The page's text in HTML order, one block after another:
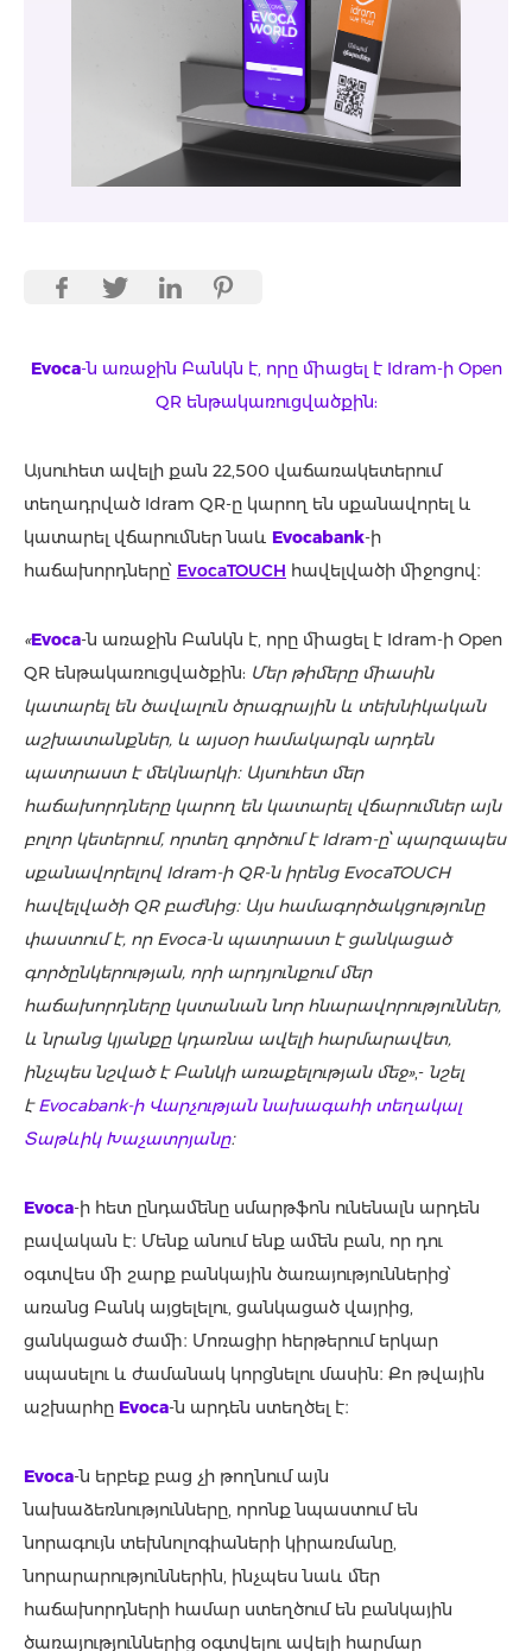
Evoca-ն առաջին Բանկն է, որը միացել է Idram-ի Open
QR ենթակառուցվածքին:
Այսուհետ ավելի քան 22,500 վաճառակետերում
տեղադրված Idram QR-ը կարող են սքանավորել և
կատարել վճարումներ նաև Evocabank-ի
հաճախորդները՝ EvocaTOUCH հավելվածի միջոցով։
«Evoca-ն առաջին Բանկն է, որը միացել է Idram-ի Open
QR ենթակառուցվածքին: Մեր թիմերը միասին
կատարել են ծավալուն ծրագրային և տեխնիկական
աշխատանքներ, և այսօր համակարգն արդեն
պատրաստ է մեկնարկի։ Այսուհետ մեր
հաճախորդները կարող են կատարել վճարումներ այն
բոլոր կետերում, որտեղ գործում է Idram-ը՝ պարզապես
սքանավորելով Idram-ի QR-ն իրենց EvocaTOUCH
հավելվածի QR բաժնից։ Այս համագործակցությունը
փաստում է, որ Evoca-ն պատրաստ է ցանկացած
գործընկերության, որի արդյունքում մեր
հաճախորդները կստանան նոր հնարավորություններ,
և նրանց կյանքը կդառնա ավելի հարմարավետ,
ինչպես նշված է Բանկի առաքելության մեջ»,- նշել
էEvocabank-ի Վարչության նախագահի տեղակալ
Տաթևիկ Խաչատրյանը։
Evoca-ի հետ ընդամենը սմարթֆոն ունենալն արդեն
բավական է։ Մենք անում ենք ամեն բան, որ դու
օգտվես մի շարք բանկային ծառայություններից՝
առանց Բանկ այցելելու, ցանկացած վայրից,
ցանկացած ժամի։ Մոռացիր հերթերում երկար
սպասելու և ժամանակ կորցնելու մասին։ Քո թվային
աշխարհը Evoca-ն արդեն ստեղծել է։
Evoca-ն երբեք բաց չի թողնում այն
նախաձեռնությունները, որոնք նպաստում են
նորագույն տեխնոլոգիաների կիրառմանը,
նորարարություններին, ինչպես նաև մեր
հաճախորդների համար ստեղծում են բանկային
ծառայություններից օգտվելու ավելի հարմար